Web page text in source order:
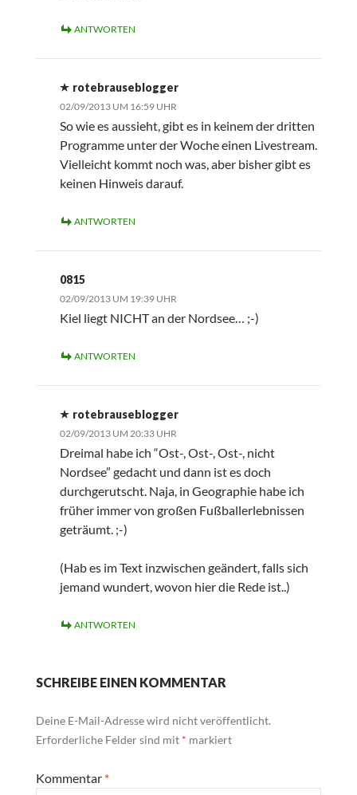
ANTWORTEN
rotebrauseblogger
02/09/2013 UM 16:59 UHR
So wie es aussieht, gibt es in keinem der dritten
Programme unter der Woche einen Livestream.
Vielleicht kommt noch was, aber bisher gibt es
keinen Hinweis darauf.
ANTWORTEN
0815
02/09/2013 UM 19:39 UHR
Kiel liegt NICHT an der Nordsee… ;-)
ANTWORTEN
rotebrauseblogger
02/09/2013 UM 20:33 UHR
Dreimal habe ich “Ost-, Ost-, Ost-, nicht
Nordsee” gedacht und dann ist es doch
durchgerutscht. Naja, in Geographie habe ich
früher immer von großen Fußballerlebnissen
geträumt. ;-)
(Hab es im Text inzwischen geändert, falls sich
jemand wundert, wovon hier die Rede ist..)
ANTWORTEN
SCHREIBE EINEN KOMMENTAR
Deine E-Mail-Adresse wird nicht veröffentlicht.
Erforderliche Felder sind mit * markiert
Kommentar *